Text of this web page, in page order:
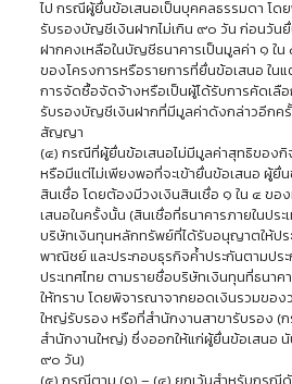
ไป กรณีผู้ยื่นข้อเสนอเป็นบุคคลธรรมดา โ
รับรองบัญชีเงินฝากไม่เกิน ๙๐ วัน ก่อนวัน
ฝากคงเหลือในบัญชีธนาคารเป็นมูลค่า ๑ ใ
ของโครงการหรือรายการที่ยื่นข้อเสนอ ในแ
การจัดซื้อจัดจ้างหรือเป็นผู้ได้รับการคัดเลื
รับรองบัญชีเงินฝากที่มีมูลค่าดังกล่าวอีกค
สัญญา
(๔) กรณีที่ผู้ยื่นข้อเสนอไม่มีมูลค่าสุทธิของกิ
หรือมีแต่ไม่เพียงพอที่จะเข้ายื่นข้อเสนอ ผู้ยื่
สินเชื่อ โดยต้องมีวงเงินสินเชื่อ ๑ ใน ๔ ข
เสนอในครั้งนั้น (สินเชื่อที่ธนาคารภายในปร
บริษัทเงินทุนหลักทรัพย์ที่ได้รับอนุญาตให้ปร
พาณิชย์ และประกอบธุรกิจค้ำประกันตามปร
ประเทศไทย ตามรายชื่อบริษัทเงินทุนที่ธนาค
ให้ทราบ โดยพิจารณาจากยอดเงินรวมของ
ใหญ่รับรอง หรือที่สำนักงานสาขารับรอง (
สำนักงานใหญ่) ซึ่งออกให้แก่ผู้ยื่นข้อเสนอ
๙๐ วัน)